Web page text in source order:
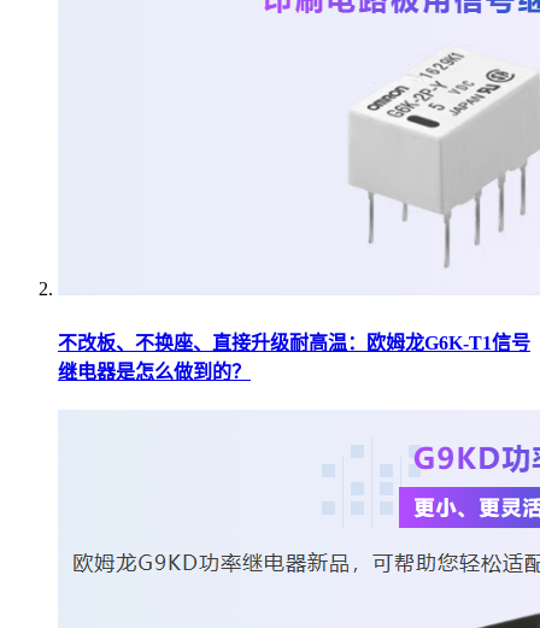
不改板、不换座、直接升级耐高温：欧姆龙G6K-T1信号
继电器是怎么做到的？